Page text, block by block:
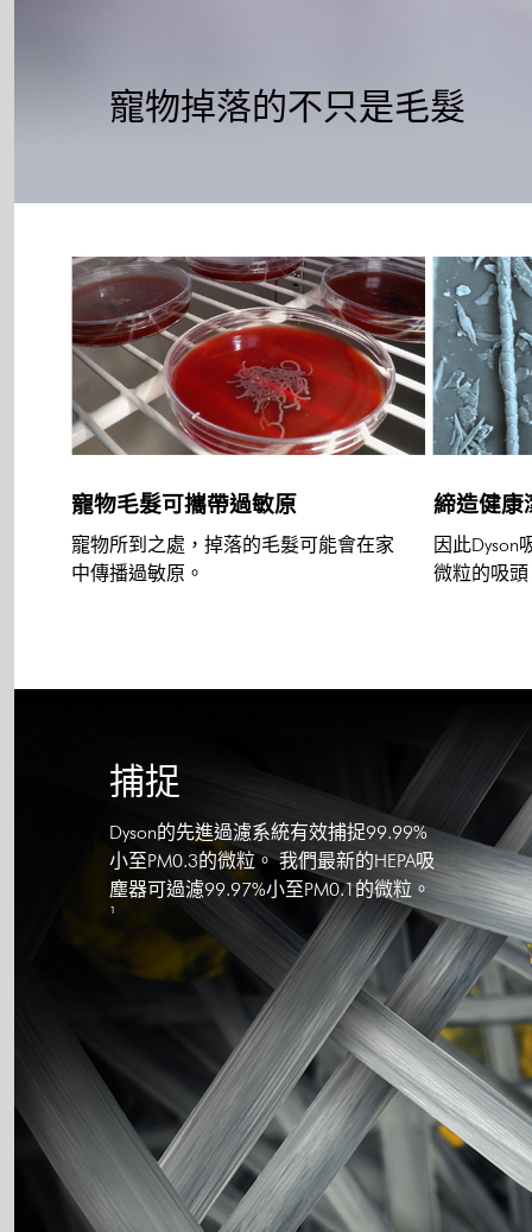
寵物掉落的不只是毛髮
寵物毛髮可攜帶過敏原
寵物所到之處，掉落的毛髮可能會在家
中傳播過敏原。
締造健康
因此Dyson
微粒的吸
捕捉
Dyson的先進過濾系統有效捕捉99.99%
小至PM0.3的微粒。 我們最新的HEPA吸
塵器可過濾99.97%小至PM0.1的微粒。
¹